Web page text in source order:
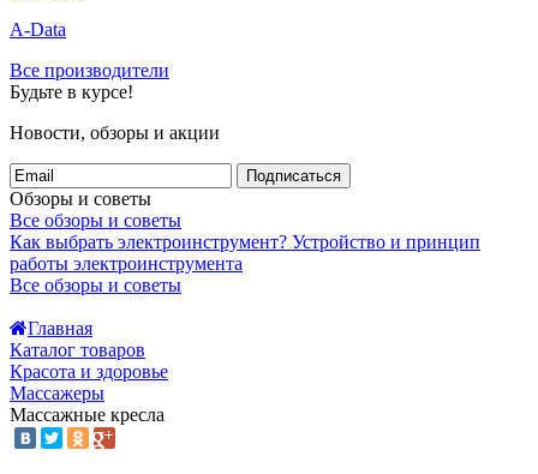
A-Data
Все производители
Будьте в курсе!
Новости, обзоры и акции
Подписаться
Обзоры и советы
Все обзоры и советы
Как выбрать электроинструмент? Устройство и принцип
работы электроинструмента
Все обзоры и советы
Главная
Каталог товаров
Красота и здоровье
Массажеры
Массажные кресла